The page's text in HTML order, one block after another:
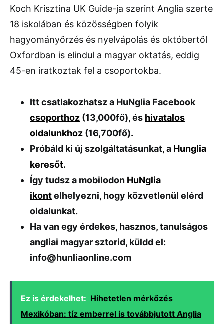
Koch Krisztina UK Guide-ja szerint Anglia szerte
18 iskolában és közösségben folyik
hagyományőrzés és nyelvápolás és októbertől
Oxfordban is elindul a magyar oktatás, eddig
45-en iratkoztak fel a csoportokba.
Itt csatlakozhatsz a HuNglia Facebook
csoporthoz (13,000fő), és hivatalos
oldalunkhoz (16,700fő).
Próbáld ki új szolgáltatásunkat, a Hunglia
keresőt.
Így tudsz a mobilodon HuNglia
ikontelhelyezni, hogy közvetlenül elérd
oldalunkat.
Ha van egy érdekes, hasznos, tanulságos
angliai magyar sztorid, küldd el:
info@hunliaonline.com
Ez is érdekelhet: Hihetetlen mérkőzés
Mexikóban: tíz emberrel is továbbjutott Anglia